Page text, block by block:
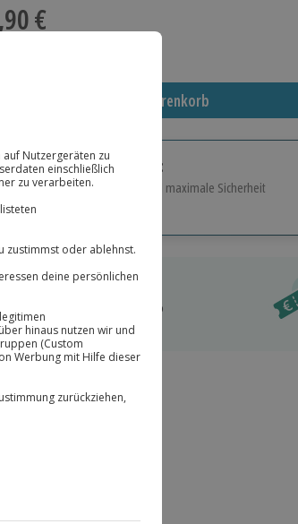
€
In den Warenkorb
das richtige Geschenk:
Auswahl, volle Flexibilität und maximale Sicherheit
Über 9.000 Erlebnisse.
Volle Flexibilität
Maximale Sicherheit
10 Jahre gültig & verlängerbar.
Club Deal verfügbar
im Warenkorb
dich hier an